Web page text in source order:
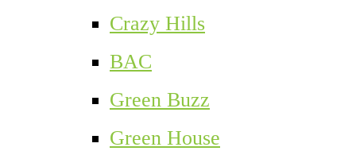
Crazy Hills
BAC
Green Buzz
Green House